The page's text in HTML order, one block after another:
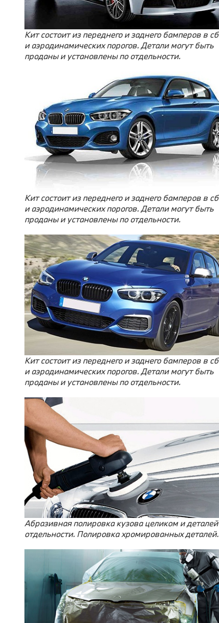
Кит состоит из переднего и заднего бамперов в
и аэродинамических порогов. Детали могут быть
проданы и установлены по отдельности.
Кит состоит из переднего и заднего бамперов в
и аэродинамических порогов. Детали могут быть
проданы и установлены по отдельности.
Кит состоит из переднего и заднего бамперов в
и аэродинамических порогов. Детали могут быть
проданы и установлены по отдельности.
Абразивная полировка кузова целиком и
отдельности. Полировка хромированных деталей.